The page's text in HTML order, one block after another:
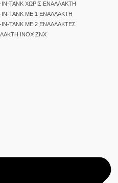
TANK ΧΩΡΙΣ ΕΝΑΛΛΑΚΤΗ
IN-TANK ΜΕ 1 ΕΝΑΛΛΑΚΤΗ
IN-TANK ΜΕ 2 ΕΝΑΛΛΑΚΤΕΣ
INOX ΖΝΧ